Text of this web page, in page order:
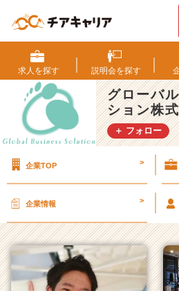
ロ
ー
バ
ル
ビ
ジ
ネ
リ
シ
ョ
株
求人を探す 説明会を探す
グローバ
ション株
＋ フォロー
企業TOP >
企業情報 >